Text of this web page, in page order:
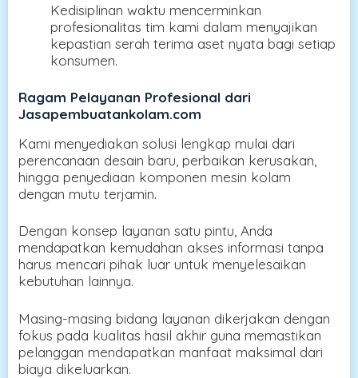
Kedisiplinan waktu mencerminkan
profesionalitas tim kami dalam menyajikan
kepastian serah terima aset nyata bagi setiap
konsumen.
Ragam Pelayanan Profesional dari
Jasapembuatankolam.com
Kami menyediakan solusi lengkap mulai dari
perencanaan desain baru, perbaikan kerusakan,
hingga penyediaan komponen mesin kolam
dengan mutu terjamin.
Dengan konsep layanan satu pintu, Anda
mendapatkan kemudahan akses informasi tanpa
harus mencari pihak luar untuk menyelesaikan
kebutuhan lainnya.
Masing-masing bidang layanan dikerjakan dengan
fokus pada kualitas hasil akhir guna memastikan
pelanggan mendapatkan manfaat maksimal dari
biaya dikeluarkan.